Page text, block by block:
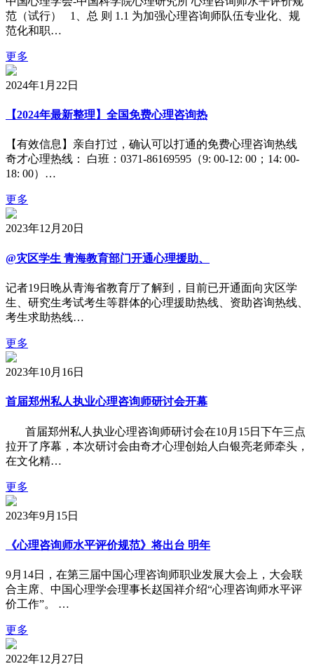
范（试行） 1、总 则 1.1 为加强心理咨询师队伍专业化、规
范化和职…
更多
2024年1月22日
【2024年最新整理】全国免费心理咨询热
​【有效信息】亲自打过，确认可以打通的免费心理咨询热线
奇才心理热线： 白班：0371-86169595（9: 00-12: 00；14: 00-
18: 00）…
更多
2023年12月20日
@灾区学生 青海教育部门开通心理援助、
记者19日晚从青海省教育厅了解到，目前已开通面向灾区学
生、研究生考试考生等群体的心理援助热线、资助咨询热线、
考生求助热线…
更多
2023年10月16日
首届郑州私人执业心理咨询师研讨会开幕
首届郑州私人执业心理咨询师研讨会在10月15日下午三点
拉开了序幕，本次研讨会由奇才心理创始人白银亮老师牵头，
在文化精…
更多
2023年9月15日
《心理咨询师水平评价规范》将出台 明年
9月14日，在第三届中国心理咨询师职业发展大会上，大会联
合主席、中国心理学会理事长赵国祥介绍“心理咨询师水平评
价工作”。 …
更多
2022年12月27日